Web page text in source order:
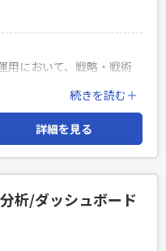
用において、戦略・戦術
管理、KPI設計・管理を担
れる業務内容】 ・販促グ
らがメイン） ・下記マ
ど） └MEO（ローカル
・定型業務 【ご参加い
能性あり） ・毎日朝礼
続きを読む＋
詳細を見る
析/ダッシュボード